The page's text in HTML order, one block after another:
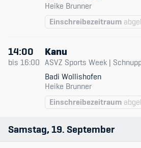
Academy
Diversität & Inklusion
Infomails
Trainingsleitende
Nur verfügbare
Heike Brunner
Einschreibezeitraum
14:00
bis 16:00
Kanu
ASVZ Sports Week |
Badi Wollishofen
Heike Brunner
Einschreibezeitraum
Samstag 19 September